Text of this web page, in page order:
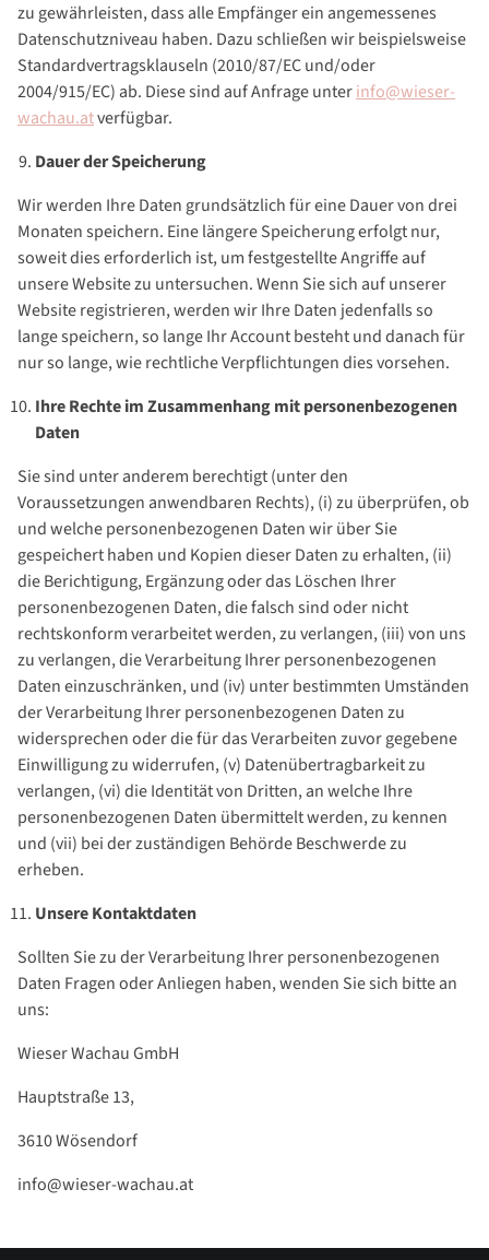
zu gewährleisten, dass alle Empfänger ein angemessenes
Datenschutzniveau haben. Dazu schließen wir beispielsweise
Standardvertragsklauseln (2010/87/EC und/oder
2004/915/EC) ab. Diese sind auf Anfrage unterinfo@wieser-
wachau.atverfügbar.
Dauer der Speicherung
Wir werden Ihre Daten grundsätzlich für eine Dauer von drei
Monaten speichern. Eine längere Speicherung erfolgt nur,
soweit dies erforderlich ist, um festgestellte Angriffe auf
unsere Website zu untersuchen. Wenn Sie sich auf unserer
Website registrieren, werden wir Ihre Daten jedenfalls so
lange speichern, so lange Ihr Account besteht und danach für
nur so lange, wie rechtliche Verpflichtungen dies vorsehen.
Ihre Rechte im Zusammenhang mit personenbezogenen
Daten
Sie sind unter anderem berechtigt (unter den
Voraussetzungen anwendbaren Rechts), (i) zu überprüfen, ob
und welche personenbezogenen Daten wir über Sie
gespeichert haben und Kopien dieser Daten zu erhalten, (ii)
die Berichtigung, Ergänzung oder das Löschen Ihrer
personenbezogenen Daten, die falsch sind oder nicht
rechtskonform verarbeitet werden, zu verlangen, (iii) von uns
zu verlangen, die Verarbeitung Ihrer personenbezogenen
Daten einzuschränken, und (iv) unter bestimmten Umständen
der Verarbeitung Ihrer personenbezogenen Daten zu
widersprechen oder die für das Verarbeiten zuvor gegebene
Einwilligung zu widerrufen, (v) Datenübertragbarkeit zu
verlangen, (vi) die Identität von Dritten, an welche Ihre
personenbezogenen Daten übermittelt werden, zu kennen
und (vii) bei der zuständigen Behörde Beschwerde zu
erheben.
Unsere Kontaktdaten
Sollten Sie zu der Verarbeitung Ihrer personenbezogenen
Daten Fragen oder Anliegen haben, wenden Sie sich bitte an
uns:
Wieser Wachau GmbH
Hauptstraße 13,
3610 Wösendorf
info@wieser-wachau.at